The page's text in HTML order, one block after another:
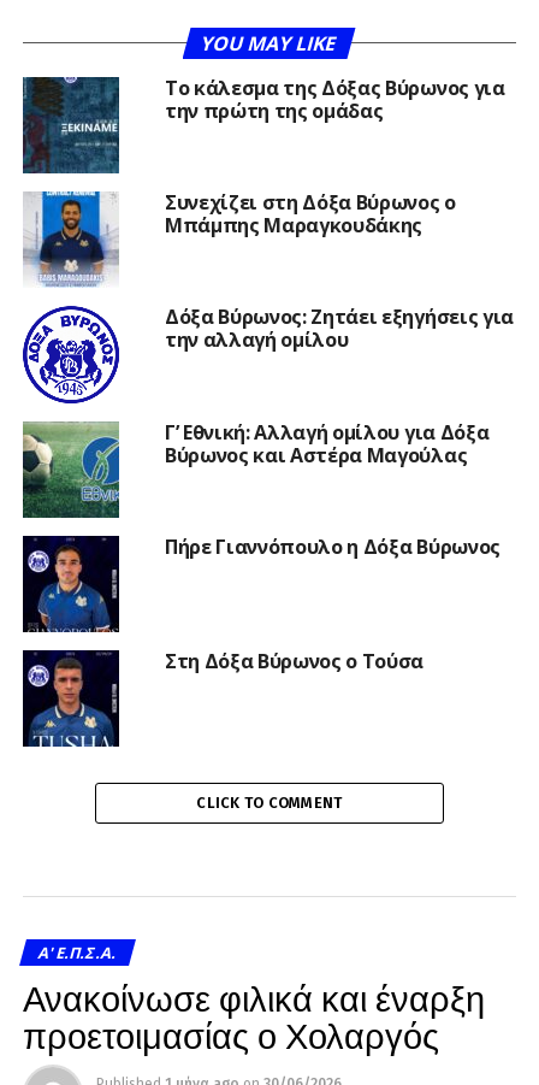
YOU MAY LIKE
Το κάλεσμα της Δόξας Βύρωνος για
την πρώτη της ομάδας
Συνεχίζει στη Δόξα Βύρωνος ο
Μπάμπης Μαραγκουδάκης
Δόξα Βύρωνος: Ζητάει εξηγήσεις για
την αλλαγή ομίλου
Γ’ Εθνική: Αλλαγή ομίλου για Δόξα
Βύρωνος και Αστέρα Μαγούλας
Πήρε Γιαννόπουλο η Δόξα Βύρωνος
Στη Δόξα Βύρωνος ο Τούσα
CLICK TO COMMENT
A' Ε.Π.Σ.Α.
Ανακοίνωσε φιλικά και έναρξη
προετοιμασίας ο Χολαργός